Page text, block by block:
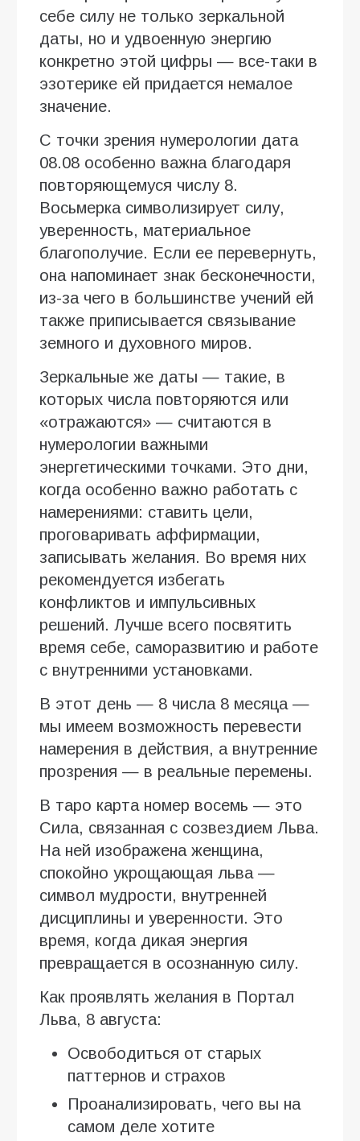
себе силу не только зеркальной
даты, но и удвоенную энергию
конкретно этой цифры — все-таки в
эзотерике ей придается немалое
значение.
С точки зрения нумерологии дата
08.08 особенно важна благодаря
повторяющемуся числу 8.
Восьмерка символизирует силу,
уверенность, материальное
благополучие. Если ее перевернуть,
она напоминает знак бесконечности,
из-за чего в большинстве учений ей
также приписывается связывание
земного и духовного миров.
Зеркальные же даты — такие, в
которых числа повторяются или
«отражаются» — считаются в
нумерологии важными
энергетическими точками. Это дни,
когда особенно важно работать с
намерениями: ставить цели,
проговаривать аффирмации,
записывать желания. Во время них
рекомендуется избегать
конфликтов и импульсивных
решений. Лучше всего посвятить
время себе, саморазвитию и работе
с внутренними установками.
В этот день — 8 числа 8 месяца —
мы имеем возможность перевести
намерения в действия, а внутренние
прозрения — в реальные перемены.
В таро карта номер восемь — это
Сила, связанная с созвездием Льва.
На ней изображена женщина,
спокойно укрощающая льва —
символ мудрости, внутренней
дисциплины и уверенности. Это
время, когда дикая энергия
превращается в осознанную силу.
Как проявлять желания в Портал
Льва, 8 августа:
Освободиться от старых
паттернов и страхов
Проанализировать, чего вы на
самом деле хотите